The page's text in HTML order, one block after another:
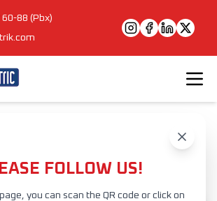
88 (Pbx)
FOLLOW US!
you can scan the QR code or click on